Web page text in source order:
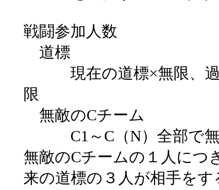
戦闘参加人数
道標
現在の道標×無限、過
限
無敵のCチーム
C1～C（N）全部で
無敵のCチームの１人につ
来の道標の３人が相手を